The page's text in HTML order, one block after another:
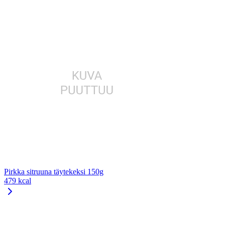
Pirkka sitruuna täytekeksi 150g
479 kcal